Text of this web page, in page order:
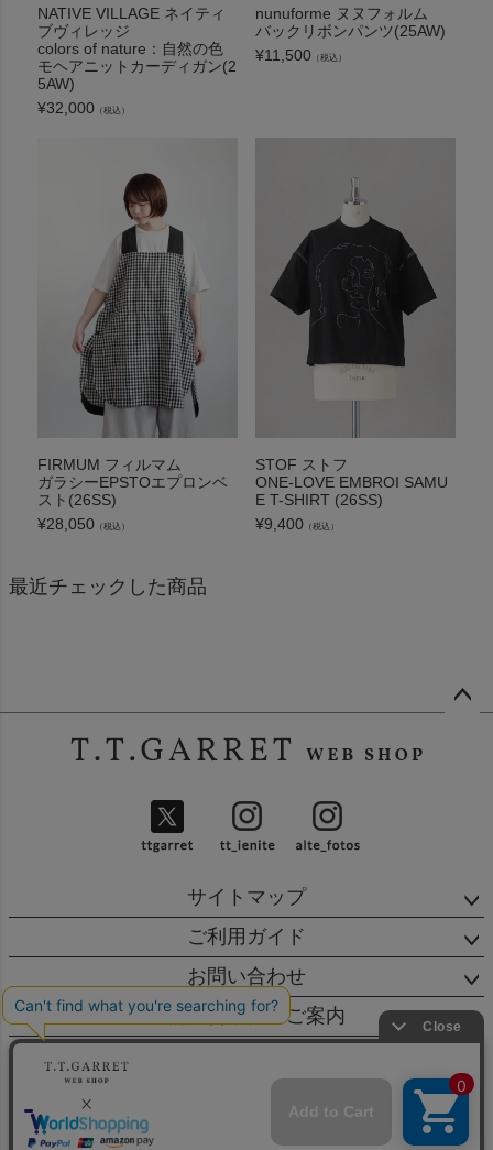
NATIVE VILLAGE ネイティ
ブヴィレッジ
colors of nature：自然の色
モヘアニットカーディガン(2
5AW)
¥32,000 （税込）
nunuforme ヌヌフォルム
バックリボンパンツ(25AW)
¥11,500 （税込）
FIRMUM フィルマム
ガラシーEPSTOエプロンベ
スト(26SS)
¥28,050 （税込）
STOF ストフ
ONE-LOVE EMBROI SAMU
E T-SHIRT (26SS)
¥9,400 （税込）
最近チェックした商品
サイトマップ
ご利用ガイド
お問い合わせ
店舗・営業日のご案内
会社概要
特定商取引法に基づく表示